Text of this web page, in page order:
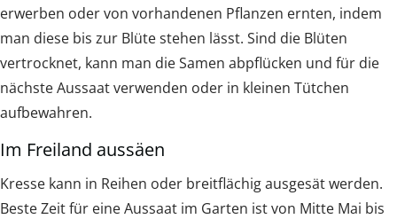
erwerben oder von vorhandenen Pflanzen ernten, indem
man diese bis zur Blüte stehen lässt. Sind die Blüten
vertrocknet, kann man die Samen abpflücken und für die
nächste Aussaat verwenden oder in kleinen Tütchen
aufbewahren.
Im Freiland aussäen
Kresse kann in Reihen oder breitflächig ausgesät werden.
Beste Zeit für eine Aussaat im Garten ist von Mitte Mai bis